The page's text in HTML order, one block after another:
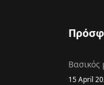
Βασικός
15 April